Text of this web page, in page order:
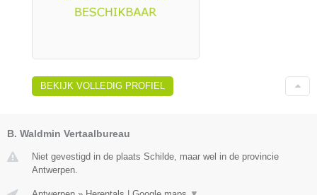
BEKIJK VOLLEDIG PROFIEL
B. Waldmin Vertaalbureau
Niet gevestigd in de plaats Schilde, maar wel in de provincie
Antwerpen.